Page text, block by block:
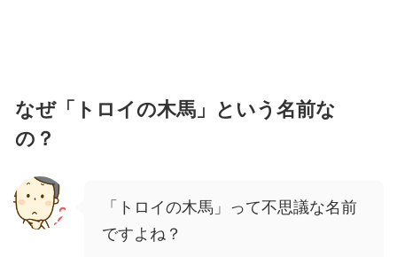
なぜ「トロイの木馬」という名前な
の？
「トロイの木馬」って不思議な名前
ですよね？